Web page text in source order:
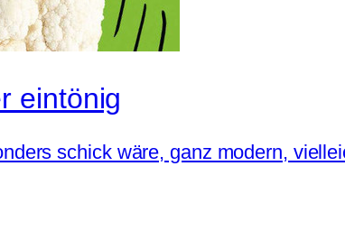
eintönig
schick wäre, ganz modern,